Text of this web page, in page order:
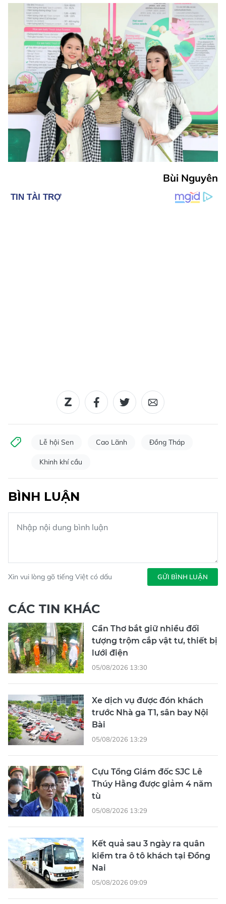
Bùi Nguyên
Lễ hội Sen Cao Lãnh Đồng Tháp
Khinh khí cầu
BÌNH LUẬN
Xin vui lòng gõ tiếng Việt có dấu GỬI BÌNH LUẬN
CÁC TIN KHÁC
Cần Thơ bắt giữ nhiều đối
tượng trộm cắp vật tư, thiết bị
lưới điện
05/08/2026 13:30
Xe dịch vụ được đón khách
trước Nhà ga T1, sân bay Nội
Bài
05/08/2026 13:29
Cựu Tổng Giám đốc SJC Lê
Thúy Hằng được giảm 4 năm
tù
05/08/2026 13:29
Kết quả sau 3 ngày ra quân
kiểm tra ô tô khách tại Đồng
Nai
05/08/2026 09:09